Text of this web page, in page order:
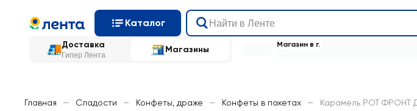
Каталог
Доставка
Гипер Лента
Магазины Магазин в г.
Главная — Сладости — Конфеты, драже — Конфеты в пакетах — Карамель РОТ ФРОНТ